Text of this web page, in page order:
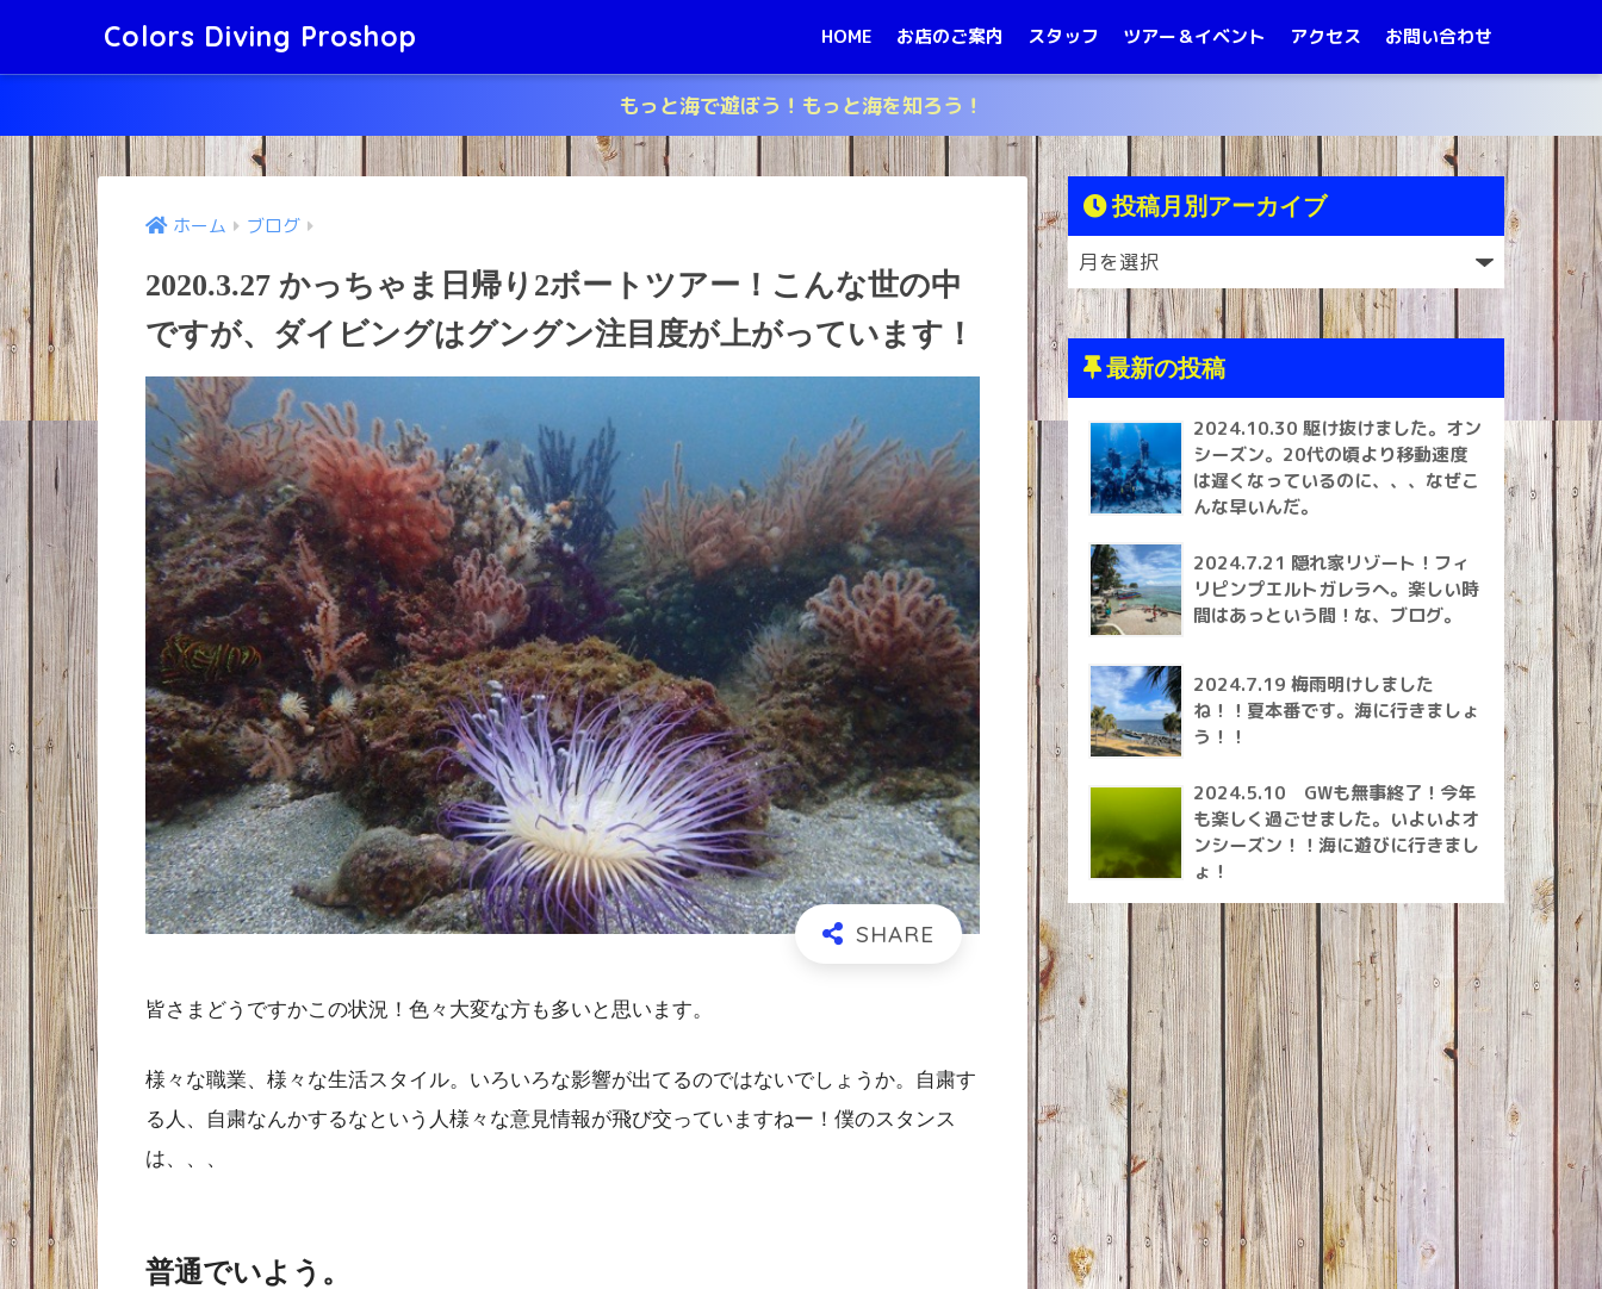
Colors Diving Proshop HOME お店のご案内 スタッフ ツアー＆イベント アクセス お問い合わせ
もっと海で遊ぼう！もっと海を知ろう！
ホーム ブログ
2020.3.27 かっちゃま日帰り2ボートツアー！こんな世の中
ですが、ダイビングはグングン注目度が上がっています！
皆さまどうですかこの状況！色々大変な方も多いと思います。
様々な職業、様々な生活スタイル。いろいろな影響が出てるのではないでしょうか。自粛す
る人、自粛なんかするなという人様々な意見情報が飛び交っていますねー！僕のスタンス
は、、、
普通でいよう。
投稿月別アーカイブ
最新の投稿
2024.10.30 駆け抜けました。オン
シーズン。20代の頃より移動速度
は遅くなっているのに、、、なぜこ
んな早いんだ。
2024.7.21 隠れ家リゾート！フィ
リピンプエルトガレラへ。楽しい時
間はあっという間！な、ブログ。
2024.7.19 梅雨明けしました
ね！！夏本番です。海に行きましょ
う！！
2024.5.10 GWも無事終了！今年
も楽しく過ごせました。いよいよオ
ンシーズン！！海に遊びに行きまし
ょ！